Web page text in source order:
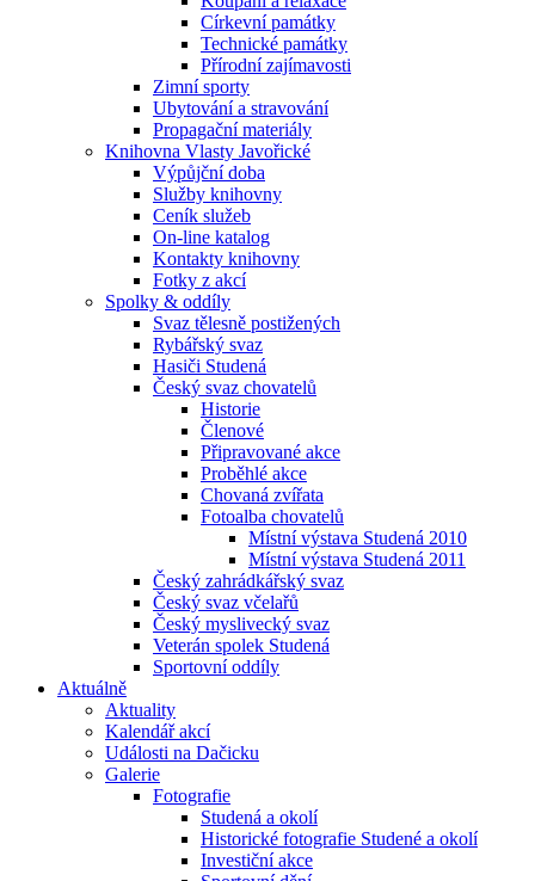
Církevní památky
Technické památky
Přírodní zajímavosti
Zimní sporty
Ubytování a stravování
Propagační materiály
Knihovna Vlasty Javořické
Výpůjční doba
Služby knihovny
Ceník služeb
On-line katalog
Kontakty knihovny
Fotky z akcí
Spolky & oddíly
Svaz tělesně postižených
Rybářský svaz
Hasiči Studená
Český svaz chovatelů
Historie
Členové
Připravované akce
Proběhlé akce
Chovaná zvířata
Fotoalba chovatelů
Místní výstava Studená 2010
Místní výstava Studená 2011
Český zahrádkářský svaz
Český svaz včelařů
Český myslivecký svaz
Veterán spolek Studená
Sportovní oddíly
Aktuálně
Aktuality
Kalendář akcí
Události na Dačicku
Galerie
Fotografie
Studená a okolí
Historické fotografie Studené a okolí
Investiční akce